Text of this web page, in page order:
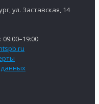
ул. Заставская, 14
данных